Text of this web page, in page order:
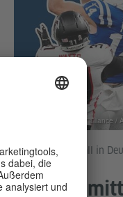
American Football in
Kick-off
Photo © picture alliance /